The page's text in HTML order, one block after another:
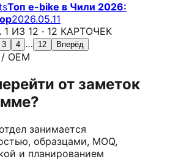
Топ e-bike в Чили 2026:
2026.05.11
ИЗ 12 · 12 КАРТОЧЕК
3 4 … 12 Вперёд
OEM
от заметок
занимается
образцами, MOQ,
и планированием